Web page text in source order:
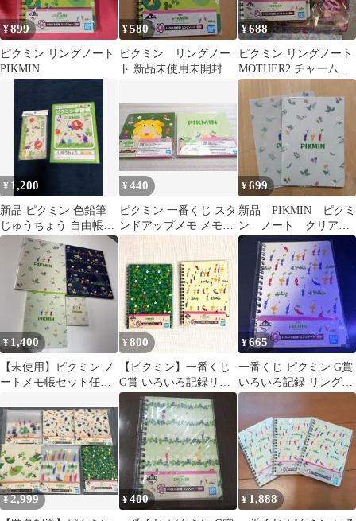
¥899
ピクミン リングノート
PIKMIN
¥580
ピクミン リングノー
ト 新品未使用未開封
¥688
ピクミン リングノート
MOTHER2 チャームマ
スコットetc．
¥ 1,200
新品 ピクミン 色鉛筆
じゅうちょう 自由帳
ノート セット 文房具
¥440
ピクミン 一番くじ スタ
ンドアップメモ メモ帳
2冊セット
¥699
新品 PIKMIN ピクミ
ン ノート クリアフ
ァイル A5サイズ サ
ンスター文具
¥ 1,400
【未使用】ピクミン ノ
ートメモ帳セット任天
¥800
【ピクミン】一番くじ
G賞 いろいろ記録リン
グノート 2種
¥665
一番くじ ピクミン G賞
いろいろ記録 リングノ
ート
¥2,999 ¥400 ¥ 1,888